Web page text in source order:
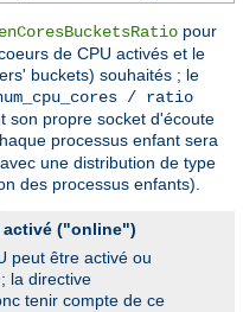
pour
de CPU activés et le
buckets) souhaités ; le
/ ratio
son propre socket d'écoute
processus enfant sera
une distribution de type
des processus enfants).
activé ("online")
peut être activé ou
la directive
tenir compte de ce